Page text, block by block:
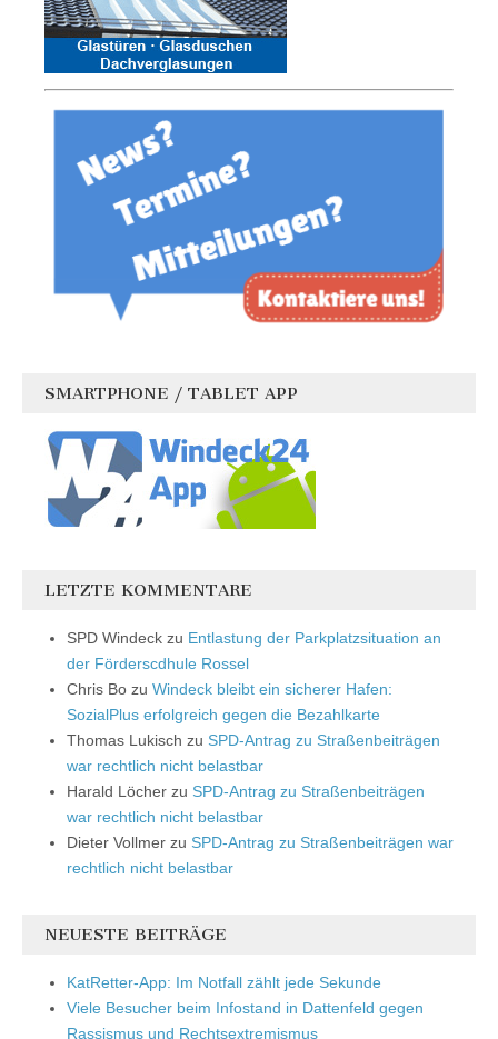
SMARTPHONE / TABLET APP
LETZTE KOMMENTARE
SPD Windeck zu Entlastung der Parkplatzsituation an
der Förderscdhule Rossel
Chris Bo zu Windeck bleibt ein sicherer Hafen:
SozialPlus erfolgreich gegen die Bezahlkarte
Thomas Lukisch zu SPD-Antrag zu Straßenbeiträgen
war rechtlich nicht belastbar
Harald Löcher zu SPD-Antrag zu Straßenbeiträgen
war rechtlich nicht belastbar
Dieter Vollmer zu SPD-Antrag zu Straßenbeiträgen war
rechtlich nicht belastbar
NEUESTE BEITRÄGE
KatRetter-App: Im Notfall zählt jede Sekunde
Viele Besucher beim Infostand in Dattenfeld gegen
Rassismus und Rechtsextremismus